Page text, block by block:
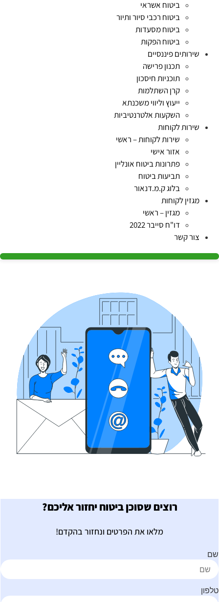
ביטוח אשראי
ביטוח רכבי סיור ותיור
ביטוח מסעדות
ביטוח הפקות
שירותים פיננסיים
תכנון פרישה
תוכניות חיסכון
קרן השתלמות
ייעוץ וליווי משכנתא
השקעות אלטרנטיביות
שירות לקוחות
שירות לקוחות – ראשי
אזור אישי
פתרונות ביטוח אונליין
תביעות ביטוח
בלוג ק.מ.דנאור
מגזין לקוחות
מגזין – ראשי
דו"ח סייבר 2022
צור קשר
רוצים שסוכן ביטוח יחזור אליכם?
מלאו את הפרטים ונחזור בהקדם!